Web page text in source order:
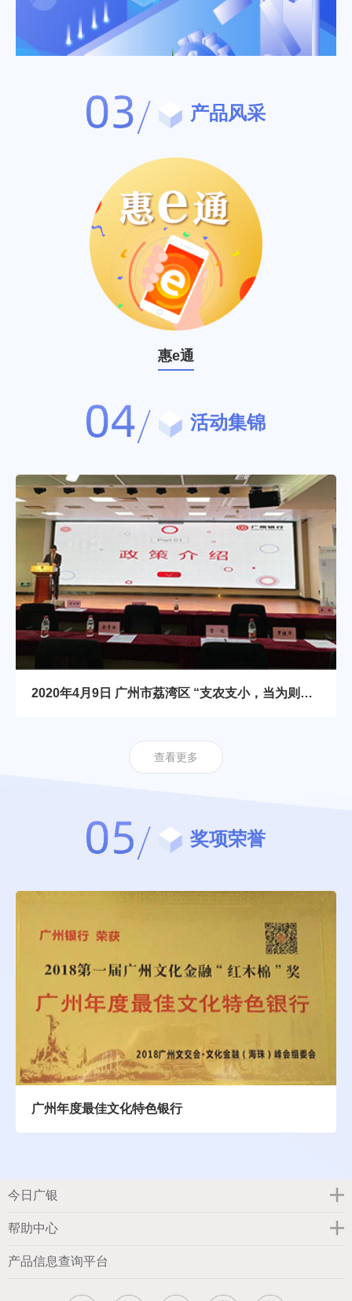
产品风采
惠e通
活动集锦
2020年4月9日 广州市荔湾区 “支农支小，当为则为”荔湾区专项信贷资金对接活动
查看更多
奖项荣誉
广州年度最佳文化特色银行
今日广银
帮助中心
产品信息查询平台